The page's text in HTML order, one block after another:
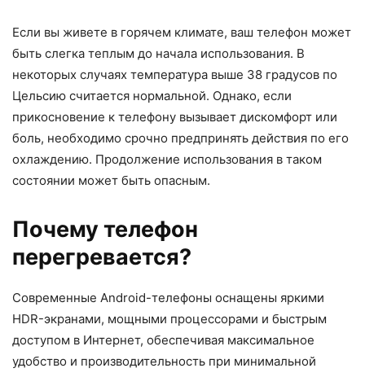
Если вы живете в горячем климате, ваш телефон может
быть слегка теплым до начала использования. В
некоторых случаях температура выше 38 градусов по
Цельсию считается нормальной. Однако, если
прикосновение к телефону вызывает дискомфорт или
боль, необходимо срочно предпринять действия по его
охлаждению. Продолжение использования в таком
состоянии может быть опасным.
Почему телефон
перегревается?
Современные Android-телефоны оснащены яркими
HDR-экранами, мощными процессорами и быстрым
доступом в Интернет, обеспечивая максимальное
удобство и производительность при минимальной